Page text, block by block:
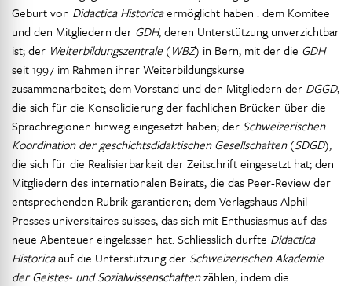
Geburt von Didactica Historicaermöglicht haben : dem Komitee
und den Mitgliedern der GDH, deren Unterstützung unverzichtbar
ist; der Weiterbildungszentrale (WBZ) in Bern, mit der die GDH
seit 1997 im Rahmen ihrer Weiterbildungskurse
zusammenarbeitet; dem Vorstand und den Mitgliedern der DGGD,
die sich für die Konsolidierung der fachlichen Brücken über die
Sprachregionen hinweg eingesetzt haben; der Schweizerischen
Koordination der geschichtsdidaktischen Gesellschaften(SDGD),
die sich für die Realisierbarkeit der Zeitschrift eingesetzt hat; den
Mitgliedern des internationalen Beirats, die das Peer-Review der
entsprechenden Rubrik garantieren; dem Verlagshaus Alphil-
Presses universitaires suisses, das sich mit Enthusiasmus auf das
neue Abenteuer eingelassen hat. Schliesslich durfte Didactica
Historicaauf die Unterstützung der Schweizerischen Akademie
der Geistes- und Sozialwissenschaftenzählen, indem die